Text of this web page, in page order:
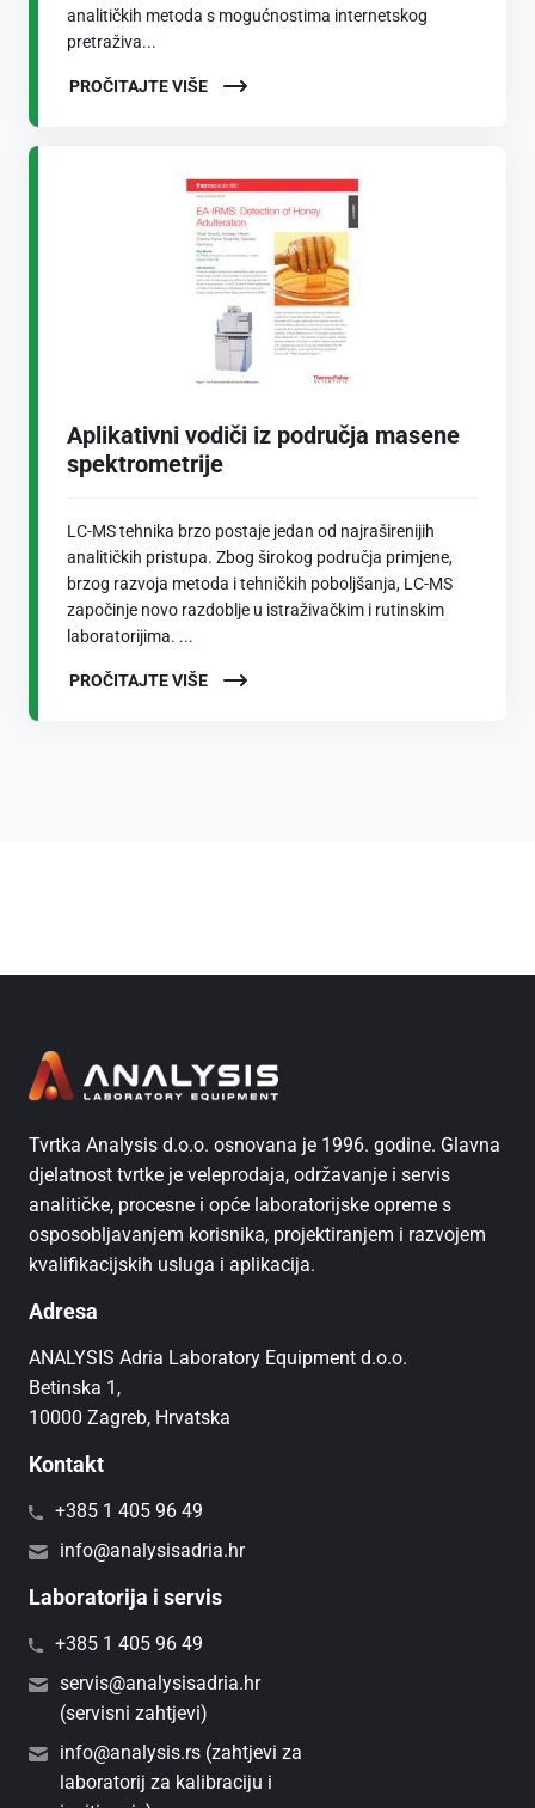
analitičkih metoda s mogućnostima internetskog
pretraživa...
PROČITAJTE VIŠE
Aplikativni vodiči iz područja masene
spektrometrije
LC-MS tehnika brzo postaje jedan od najraširenijih
analitičkih pristupa. Zbog širokog područja primjene,
brzog razvoja metoda i tehničkih poboljšanja, LC-MS
započinje novo razdoblje u istraživačkim i rutinskim
laboratorijima. ...
PROČITAJTE VIŠE
Tvrtka Analysis d.o.o. osnovana je 1996. godine. Glavna
djelatnost tvrtke je veleprodaja, održavanje i servis
analitičke, procesne i opće laboratorijske opreme s
osposobljavanjem korisnika, projektiranjem i razvojem
kvalifikacijskih usluga i aplikacija.
Adresa
ANALYSIS Adria Laboratory Equipment d.o.o.
Betinska 1,
10000 Zagreb, Hrvatska
Kontakt
+385 1 405 96 49
info@analysisadria.hr
Laboratorija i servis
+385 1 405 96 49
servis@analysisadria.hr
(servisni zahtjevi)
info@analysis.rs (zahtjevi za
laboratorij za kalibraciju i